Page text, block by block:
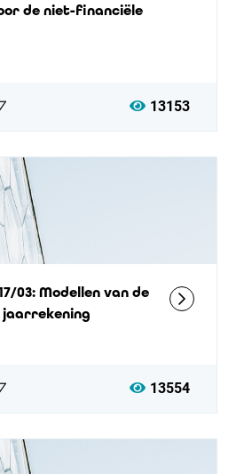
de niet-financiële
13153
03: Modellen van de
13554